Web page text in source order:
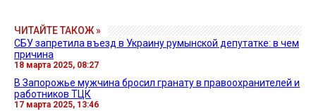
ЧИТАЙТЕ ТАКОЖ »
СБУ запретила въезд в Украину румынской депутатке: в чем
причина
18 марта 2025, 08:27
В Запорожье мужчина бросил гранату в правоохранителей и
работников ТЦК
17 марта 2025, 13:46